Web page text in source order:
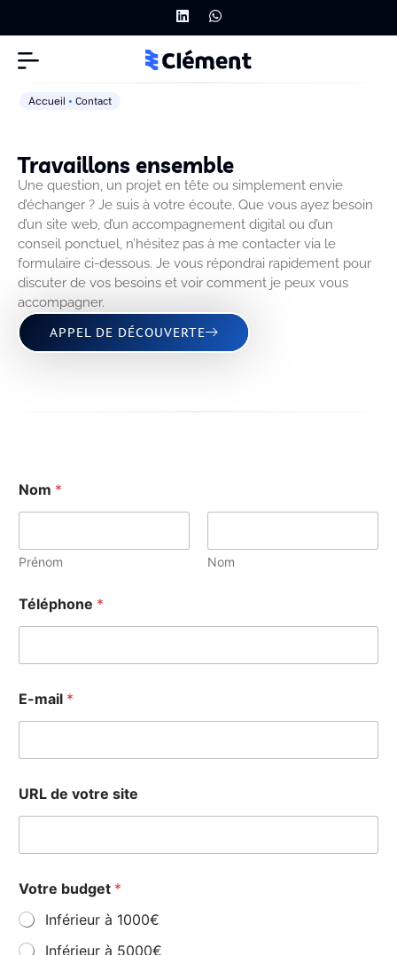
Accueil •Contact
Travaillons ensemble
Une question, un projet en tête ou simplement envie
d’échanger ? Je suis à votre écoute. Que vous ayez besoin
d’un site web, d’un accompagnement digital ou d’un
conseil ponctuel, n’hésitez pas à me contacter via le
formulaire ci-dessous. Je vous répondrai rapidement pour
discuter de vos besoins et voir comment je peux vous
accompagner.
APPEL DE DÉCOUVERTE
Nom *
Prénom Nom
Téléphone *
E-mail *
URL de votre site
Votre budget *
Inférieur à 1000€
Inférieur à 5000€